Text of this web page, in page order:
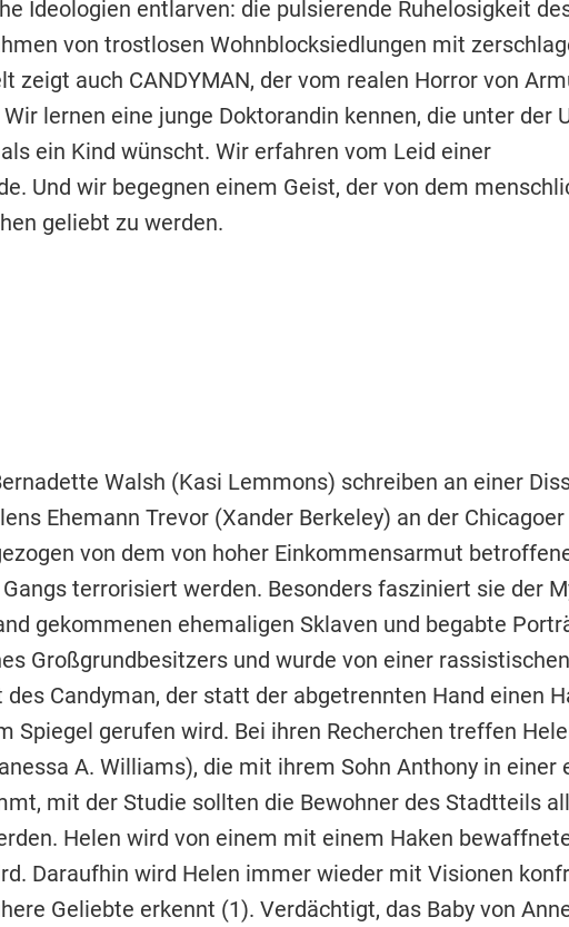
Ideologien entlarven: die pulsierende Ruhelosigkeit
von trostlosen Wohnblocksiedlungen mit
zeigt auch CANDYMAN, der vom realen Horror von
lernen eine junge Doktorandin kennen, die unter der
ein Kind wünscht. Wir erfahren vom Leid einer
Und wir begegnen einem Geist, der von dem
geliebt zu werden.
Walsh (Kasi Lemmons) schreiben an einer
Ehemann Trevor (Xander Berkeley) an der Chicagoer
von dem von hoher Einkommensarmut
terrorisiert werden. Besonders fasziniert sie der
gekommenen ehemaligen Sklaven und begabte
Großgrundbesitzers und wurde von einer
Candyman, der statt der abgetrennten Hand einen
gerufen wird. Bei ihren Recherchen treffen
A. Williams), die mit ihrem Sohn Anthony in einer
mit der Studie sollten die Bewohner des Stadtteils
Helen wird von einem mit einem Haken
Daraufhin wird Helen immer wieder mit Visionen
Geliebte erkennt (1). Verdächtigt, das Baby von